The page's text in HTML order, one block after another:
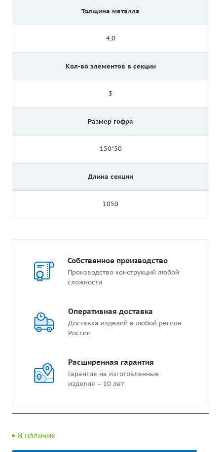
Толщина металла
4,0
Кол-во элементов в секции
3
Размер гофра
150*50
Длина секции
1050
Собственное производство
Производство конструкций любой
сложности
Оперативная доставка
Доставка изделий в любой регион
России
Расширенная гарантия
Гарантия на изготовленные
изделия – 10 лет
В наличии